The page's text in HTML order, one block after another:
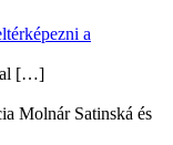
a
[…]
Molnár Satinská és